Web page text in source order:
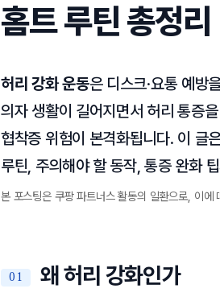
홈트 루틴 총정리
허리 강화 운동은 디스크·요통 예방
의자 생활이 길어지면서 허리 통증
협착증 위험이 본격화됩니다. 이 글
루틴, 주의해야 할 동작, 통증 완화
본 포스팅은 쿠팡 파트너스 활동의 일환으로, 이에
왜 허리 강화인가